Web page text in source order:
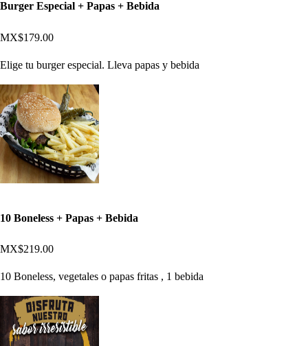
Burger Especial + Papas + Bebida
MX$179.00
Elige tu burger especial. Lleva papas y bebida
10 Boneless + Papas + Bebida
MX$219.00
10 Boneless, vegetales o papas fritas , 1 bebida